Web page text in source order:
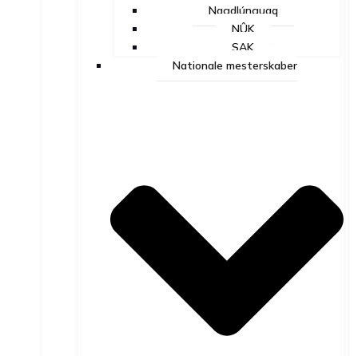
Nagdlúnguaq
NÛK
SAK
Nationale mesterskaber